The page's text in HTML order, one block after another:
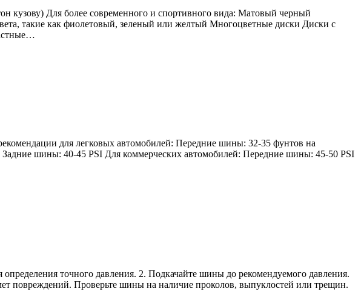
кузову) Для более современного и спортивного вида: Матовый черный
такие как фиолетовый, зеленый или желтый Многоцветные диски Диски с
для легковых автомобилей: Передние шины: 32-35 фунтов на
шины: 40-45 PSI Для коммерческих автомобилей: Передние шины: 45-50 PSI
точного давления. 2. Подкачайте шины до рекомендуемого давления.
повреждений. Проверьте шины на наличие проколов, выпуклостей или трещин.